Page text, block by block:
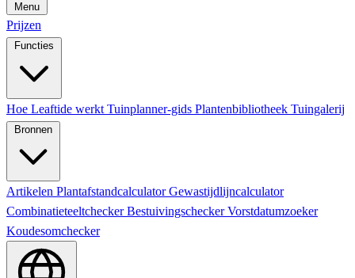
Menu
Prijzen
Functies
Hoe Leaftide werkt Tuinplanner-gids Plantenbibliotheek Tuingalerij
Bronnen
Artikelen PlantafstandcalculatorGewastijdlijncalculator
CombinatieteeltcheckerBestuivingscheckerVorstdatumzoeker
Koudesomchecker